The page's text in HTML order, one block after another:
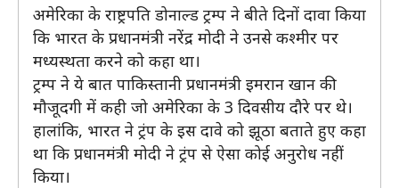
अमेरिका के राष्ट्रपति डोनाल्ड ट्रम्प ने बीते दिनों दावा किया
कि भारत के प्रधानमंत्री नरेंद्र मोदी ने उनसे कश्मीर पर
मध्यस्थता करने को कहा था।
ट्रम्प ने ये बात पाकिस्तानी प्रधानमंत्री इमरान खान की
मौजूदगी में कही जो अमेरिका के 3 दिवसीय दौरे पर थे।
हालांकि, भारत ने ट्रंप के इस दावे को झूठा बताते हुए कहा
था कि प्रधानमंत्री मोदी ने ट्रंप से ऐसा कोई अनुरोध नहीं
किया।